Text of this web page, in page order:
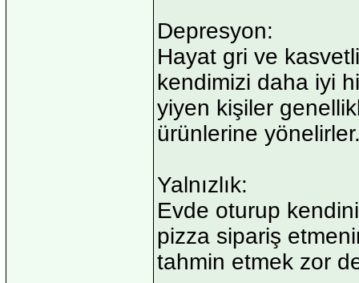
Depresyon:
Hayat gri ve
kendimizi daha iyi
yiyen kişiler
ürünlerine
Yalnızlık:
Evde oturup
pizza sipariş
tahmin etmek zor